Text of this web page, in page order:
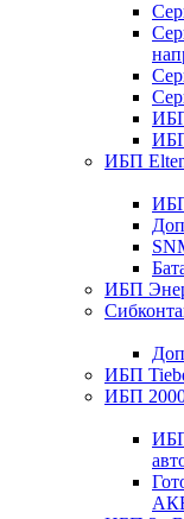
ИБП
ИБП
ИБП
ИБП